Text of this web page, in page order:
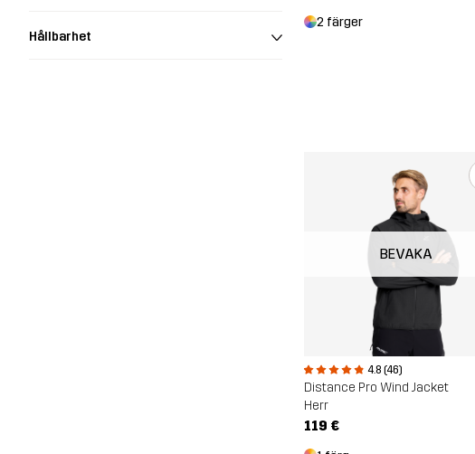
Hållbarhet
2 färger
BEVAKA
4.8 (46)
Distance Pro Wind Jacket
Herr
119 €